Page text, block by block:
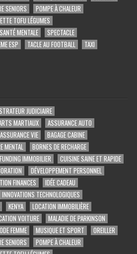
SENIORS
POMPE À CHALEUR
TOFU LÉGUMES
SANTÉ MENTALE
SPECTACLE
ESP TACLE AU FOOTBALL
TAXI
JUDICIAIRE
MARTIAUX
ASSURANCE AUTO
ASSURANCE VIE
BAGAGE CABINE
MENTAL
BORNES DE RECHARGE
IMMOBILIER
CUISINE SAINE ET RAPIDE
DÉVELOPPEMENT PERSONNEL
FINANCES
IDÉE CADEAU
INNOVATIONS TECHNOLOGIQUES
KENYA
LOCATION IMMOBILIÈRE
VOITURE
MALADIE DE PARKINSON
FEMME MUSIQUE ET SPORT
OREILLER
SENIORS
POMPE À CHALEUR